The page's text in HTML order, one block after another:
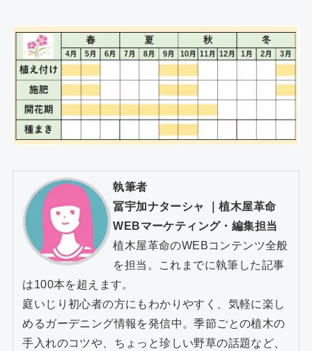
執筆者
冨宇加ナターシャ
｜植木屋革命
WEBマーケティング・編集担当
植木屋革命のWEBコンテンツ全般
を担当。これまでに執筆した記事
は100本を超えます。
庭いじり初心者の方にもわかりやすく、気軽に楽し
めるガーデニング情報を発信中。季節ごとの植木の
手入れのコツや、ちょっと珍しい野草の話題など、